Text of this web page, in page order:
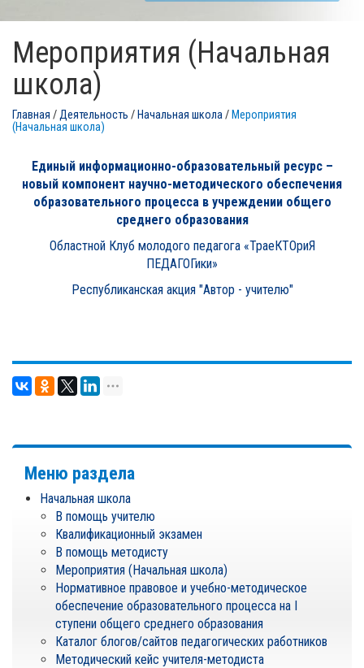
Мероприятия (Начальная
школа)
Главная /Деятельность / Начальная школа/ Мероприятия
(Начальная школа)
Единый информационно-образовательный ресурс –
новый компонент научно-методического обеспечения
образовательного процесса в учреждении общего
среднего образования
Областной Клуб молодого педагога «ТраеКТОриЯ
ПЕДАГОГики»
Республиканская акция "Автор - учителю"
Меню раздела
Начальная школа
В помощь учителю
Квалификационный экзамен
В помощь методисту
Мероприятия (Начальная школа)
Нормативное правовое и учебно-методическое
обеспечение образовательного процесса на I
ступени общего среднего образования
Каталог блогов/сайтов педагогических работников
Методический кейс учителя-методиста